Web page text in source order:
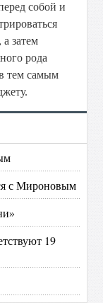
собой и
затем
рода
тем самым
с Мироновым
19